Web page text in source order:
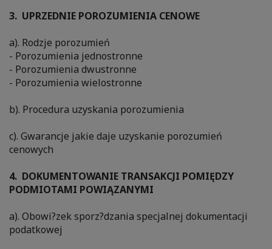
3. UPRZEDNIE POROZUMIENIA CENOWE
a). Rodzje porozumień
- Porozumienia jednostronne
- Porozumienia dwustronne
- Porozumienia wielostronne
b). Procedura uzyskania porozumienia
c). Gwarancje jakie daje uzyskanie porozumień
cenowych
4. DOKUMENTOWANIE TRANSAKCJI POMIĘDZY
PODMIOTAMI POWIĄZANYMI
a). Obowi?zek sporz?dzania specjalnej dokumentacji
podatkowej